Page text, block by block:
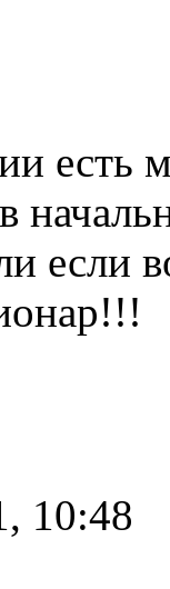
есть
если
10:48